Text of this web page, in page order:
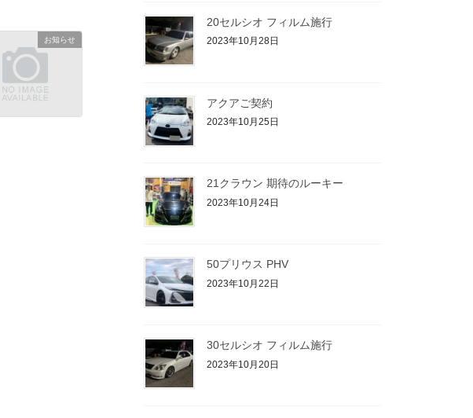
お知らせ
20セルシオ フィルム施行
2023年10月28日
アクアご契約
2023年10月25日
21クラウン 期待のルーキー
2023年10月24日
50プリウス PHV
2023年10月22日
30セルシオ フィルム施行
2023年10月20日